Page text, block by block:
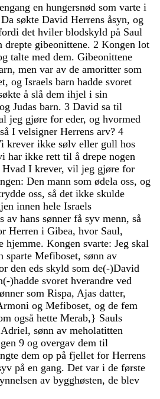
engang en hungersnød som varte i
Da søkte David Herrens åsyn, og
det hviler blodskyld på Saul
drepte gibeonittene. 2 Kongen lot
talte med dem. Gibeonittene
, men var av de amoritter som
, og Israels barn hadde svoret
å slå dem ihjel i sin
og Judas barn. 3 David sa til
jeg gjøre for eder, og hvormed
så I velsigner Herrens arv? 4
krever ikke sølv eller gull hos
har ikke rett til å drepe nogen
Hvad I krever, vil jeg gjøre for
: Den mann som ødela oss, og
oss, så det ikke skulde
innen hele Israels
av hans sønner få syv menn, så
Herren i Gibea, hvor Saul,
hjemme. Kongen svarte: Jeg skal
sparte Mefiboset, sønn av
den eds skyld som de(-)David
(-)hadde svoret hverandre ved
som Rispa, Ajas datter,
og Mefiboset, og de fem
også hette Merab,} Sauls
Adriel, sønn av meholatitten
9 og overgav dem til
dem op på fjellet for Herrens
på en gang. Det var i de første
av bygghøsten, de blev